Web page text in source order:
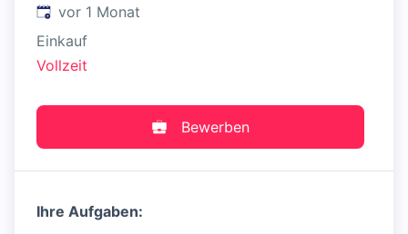
Veröffentlicht:
vor 1 Monat
Einkauf
Vollzeit
Bewerben
Ihre Aufgaben: